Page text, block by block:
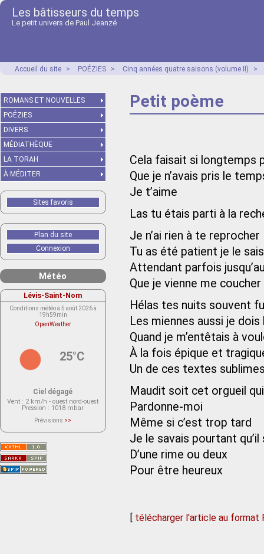
Les bâtisseurs du temps
Le petit univers de Paul Jeanzé
Accueil du site > POÉZIES > Cinq années quatre saisons (volume II) >
Petit poème
Cela faisait si longtemps
Que je n’avais pris le
Je t’aime
Las tu étais parti à la
Je n’ai rien à te reprocher
Tu as été patient je le
Attendant parfois
Que je vienne me
Hélas tes nuits souvent
Les miennes aussi je dois
Quand je m’entêtais à
À la fois épique et
Un de ces textes
Maudit soit cet orgueil
Pardonne-moi
Même si c’est trop tard
Je le savais pourtant
D’une rime ou deux
Pour être heureux
[ télécharger l'article au format
ROMANS ET NOUVELLES
POÉZIES
DIVERS
MÉDIATHÈQUE
LA TORAH
À MÉDITER
Sites favoris
Plan du site
Connexion
Météo
Lévis-Saint-Nom
Conditions météo à 5 août 2026 à
19h59min
OpenWeather
25°C
Ciel dégagé
Vent : 2 km/h - ouest nord-ouest
Pression : 1018 mbar
Prévisions >>
actuellement aucune prévision
Saint-Nom.
Veuillez consulter le message du
service ci-dessous.
(401 - Invalid API key. Please see
https://openweathermap.org/faq#error401